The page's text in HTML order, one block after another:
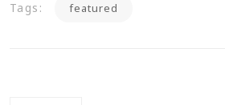
Tags: featured